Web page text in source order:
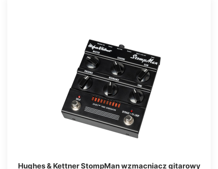
Hughes & Kettner StompMan wzmacniacz gitarowy